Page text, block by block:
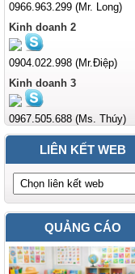
0966.963.299 (Mr. Long)
Kinh doanh 2
0904.022.998 (Mr.Điệp)
Kinh doanh 3
0967.505.688 (Ms. Thúy)
LIÊN KẾT WEB
QUẢNG CÁO